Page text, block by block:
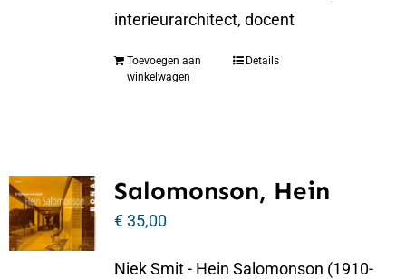
interieurarchitect, docent
Toevoegen aan
winkelwagen
Details
Salomonson, Hein
€35,00
Niek Smit - Hein Salomonson (1910-